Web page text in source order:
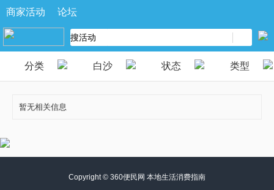
商家活动 论坛
分类 白沙 状态 类型
暂无相关信息
Copyright © 360便民网 本地生活消费指南